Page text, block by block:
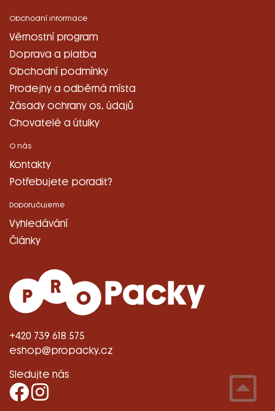
+420 739 618 575
eshop@propacky.cz
Sledujte nás
Obchodní informace
Věrnostní program
Doprava a platba
Obchodní podmínky
Prodejny a odběrná místa
Zásady ochrany os. údajů
Chovatelé a útulky
O nás
Kontakty
Potřebujete poradit?
Doporučujeme
Vyhledávání
Články